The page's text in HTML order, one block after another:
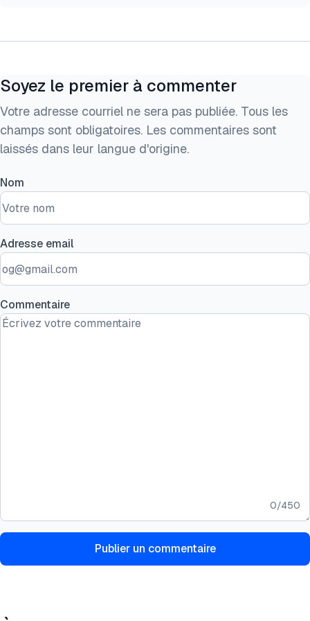
Soyez le premier à commenter
Votre adresse courriel ne sera pas publiée. Tous les
champs sont obligatoires. Les commentaires sont
laissés dans leur langue d'origine.
Nom
Adresse email
Commentaire
0/450
Publier un commentaire